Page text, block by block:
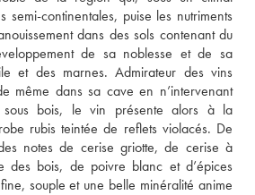
semi-continentales, puise les nutriments
dans des sols contenant du
de sa noblesse et de sa
et des marnes. Admirateur des vins
même dans sa cave en n’intervenant
bois, le vin présente alors à la
rubis teintée de reflets violacés. De
notes de cerise griotte, de cerise à
des bois, de poivre blanc et d’épices
souple et une belle minéralité anime